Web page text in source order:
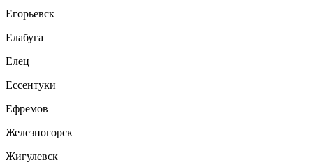
Егорьевск
Елабуга
Елец
Ессентуки
Ефремов
Железногорск
Жигулевск